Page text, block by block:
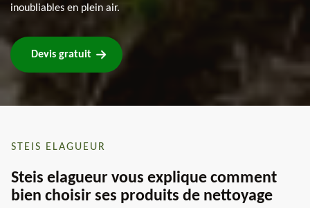
inoubliables en plein air.
Devis gratuit
STEIS ELAGUEUR
Steis elagueur vous explique comment
bien choisir ses produits de nettoyage